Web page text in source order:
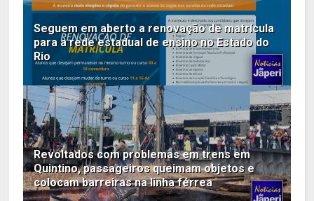
Seguem em aberto a renovação de matrícula
para a rede estadual de ensino no Estado do
Rio
Revoltados com problemas em trens em
Quintino, passageiros queimam objetos e
colocam barreiras na linha férrea